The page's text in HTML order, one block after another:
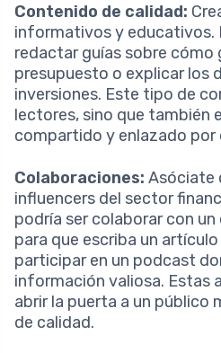
Contenido de calidad:
informativos y educativos.
redactar guías sobre cómo
presupuesto o explicar los
inversiones. Este tipo de
lectores, sino que también
compartido y enlazado por
Colaboraciones: Asóciate
influencers del sector
podría ser colaborar con
para que escriba un
participar en un podcast
información valiosa. Estas
abrir la puerta a un público
de calidad.